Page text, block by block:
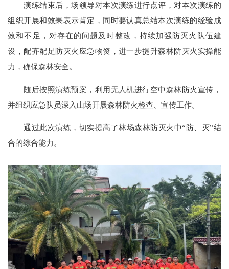
演练结束后，场领导对本次演练进行点评，对本次演练的
组织开展和效果表示肯定，同时要认真总结本次演练的经验成
效和不足，对存在的问题及时整改，持续加强防灭火队伍建
设，配齐配足防灭火应急物资，进一步提升森林防灭火实操能
力，确保森林安全。
随后按照演练预案，利用无人机进行空中森林防火宣传，
并组织应急队员深入山场开展森林防火检查、宣传工作。
通过此次演练， 切实提高了林场森林防灭火中“防、灭”结
合的综合能力。